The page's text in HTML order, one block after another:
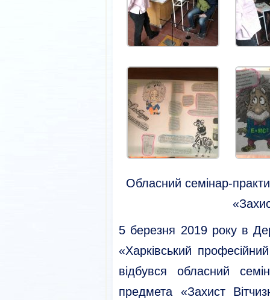
Обласний семінар-
5 березня 2019 року в
«Харківський
відбувся обласний
предмета «Захист